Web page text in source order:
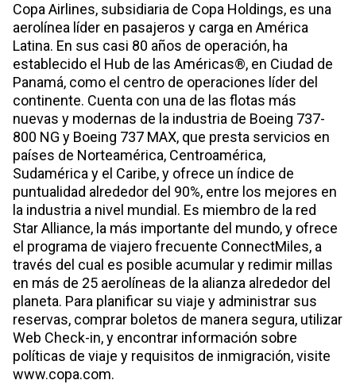
Copa Airlines, subsidiaria de Copa Holdings, es una
aerolínea líder en pasajeros y carga en América
Latina. En sus casi 80 años de operación, ha
establecido el Hub de las Américas®, en Ciudad de
Panamá, como el centro de operaciones líder del
continente. Cuenta con una de las flotas más
nuevas y modernas de la industria de Boeing 737-
800 NG y Boeing 737 MAX, que presta servicios en
países de Norteamérica, Centroamérica,
Sudamérica y el Caribe, y ofrece un índice de
puntualidad alrededor del 90%, entre los mejores en
la industria a nivel mundial. Es miembro de la red
Star Alliance, la más importante del mundo, y ofrece
el programa de viajero frecuente ConnectMiles, a
través del cual es posible acumular y redimir millas
en más de 25 aerolíneas de la alianza alrededor del
planeta. Para planificar su viaje y administrar sus
reservas, comprar boletos de manera segura, utilizar
Web Check-in, y encontrar información sobre
políticas de viaje y requisitos de inmigración, visite
www.copa.com.